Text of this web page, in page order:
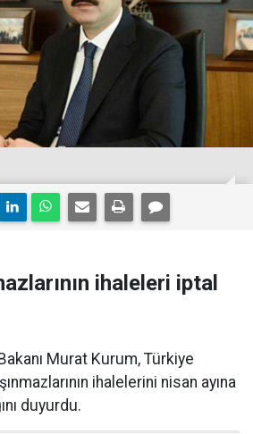
ihaleleri iptal
Murat Kurum, Türkiye
ihalelerini nisan ayına
duyurdu.